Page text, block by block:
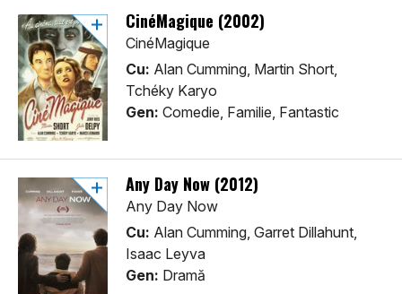
CinéMagique (2002)
CinéMagique
Cu: Alan Cumming, Martin Short,
Tchéky Karyo
Gen: Comedie, Familie, Fantastic
Any Day Now (2012)
Any Day Now
Cu: Alan Cumming, Garret Dillahunt,
Isaac Leyva
Gen: Dramă